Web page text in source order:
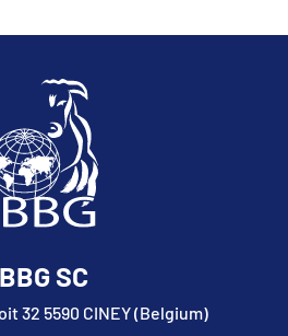
BBG SC
32 5590 CINEY (Belgium)